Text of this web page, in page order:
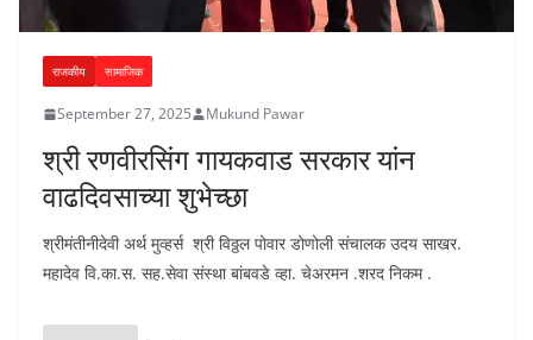
राजकीय सामाजिक
September 27, 2025 Mukund Pawar
श्री रणवीरसिंग गायकवाड सरकार यांन
वाढदिवसाच्या शुभेच्छा
श्रीमंतीनीदेवी अर्थ मुव्हर्स श्री विठ्ठल पोवार डोणोली संचालक उदय साखर.
महादेव वि.का.स. सह.सेवा संस्था बांबवडे व्हा. चेअरमन .शरद निकम .